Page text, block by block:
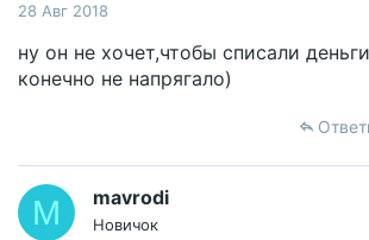
28 Авг 2018
ну он не хочет,чтобы списали
конечно не напрягало)
M mavrodi
Новичок